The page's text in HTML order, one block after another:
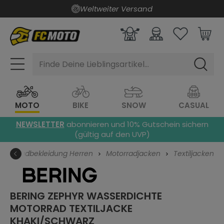
Weltweiter Versand
MOTO BIKE SNOW CASUAL
Finde Deine Lieblingsartikel...
NEWSLETTER abonnieren und 10% Gutschein sichern
(gültig auf den UVP)
Herren Motorradjacken Textiljacken
BERING ZEPHYR WASSERDICHTE
MOTORRAD TEXTILJACKE
KHAKI/SCHWARZ